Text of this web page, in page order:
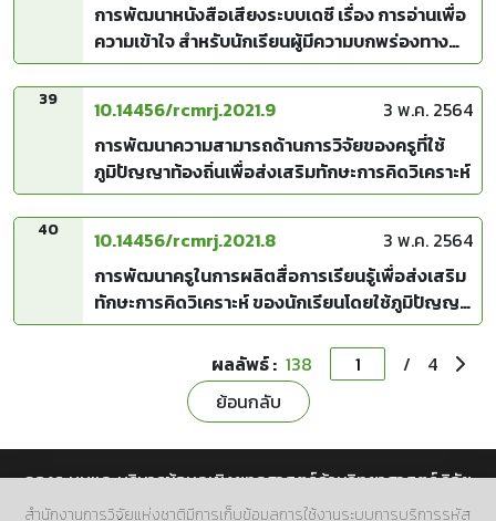
การพัฒนาหนังสือเสียงระบบเดซี เรื่อง การอ่านเพื่อ
ความเข้าใจ สำหรับนักเรียนผู้มีความบกพร่องทาง
สายตา
39 10.14456/rcmrj.2021.9
3 พ.ค. 2564
การพัฒนาความสามารถด้านการวิจัยของครูที่ใช้
ภูมิปัญญาท้องถิ่นเพื่อส่งเสริมทักษะการคิดวิเคราะห์
40 10.14456/rcmrj.2021.8
3 พ.ค. 2564
การพัฒนาครูในการผลิตสื่อการเรียนรู้เพื่อส่งเสริม
ทักษะการคิดวิเคราะห์ ของนักเรียนโดยใช้ภูมิปัญญา
ท้องถิ่น
ผลลัพธ์ : 138 /
4
ย้อนกลับ
กองระบบและบริหารข้อมูลเชิงยุทธศาสตร์ด้านวิทยาศาสตร์ วิจัย
และนวัตกรรม สำนักงานการวิจัยแห่งชาติ (วช.)
สำนักงานการวิจัยแห่งชาติมีการเก็บข้อมูลการใช้งานระบบการบริการรหัส